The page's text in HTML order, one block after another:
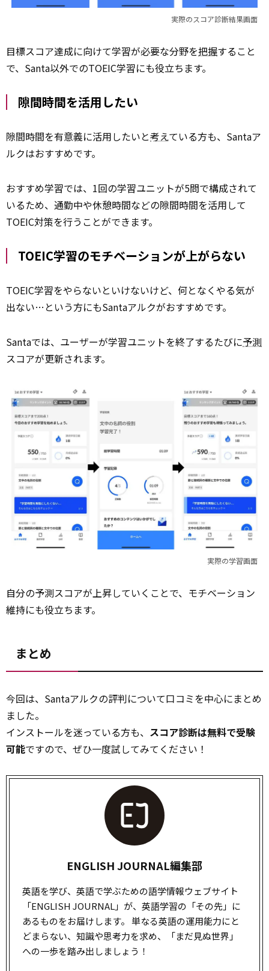
実際のスコア診断結果画面
目標スコア達成に向けて学習が必要な分野を把握すること
で、Santa以外でのTOEIC学習にも役立ちます。
隙間時間を活用したい
隙間時間を有意義に活用したいと考えている方も、Santaア
ルクはおすすめです。
おすすめ学習では、1回の学習ユニットが5問で構成されて
いるため、通勤中や休憩時間などの隙間時間を活用して
TOEIC対策を行うことができます。
TOEIC学習のモチベーションが上がらない
TOEIC学習をやらないといけないけど、何となくやる気が
出ない…という方にもSantaアルクがおすすめです。
Santaでは、ユーザーが学習ユニットを終了するたびに予測
スコアが更新されます。
実際の学習画面
自分の予測スコアが上昇していくことで、モチベーション
維持にも役立ちます。
まとめ
今回は、Santaアルクの評判について口コミを中心にまとめ
ました。
インストールを迷っている方も、 スコア診断は無料で受験
可能ですので、ぜひ一度試してみてください！
ENGLISH JOURNAL編集部
英語を学び、英語で学ぶための語学情報ウェブサイト
「ENGLISH JOURNAL」が、英語学習の「その先」に
あるものをお届けします。 単なる英語の運用能力にと
どまらない、知識や思考力を求め、「まだ見ぬ世界」
への一歩を踏み出しましょう！